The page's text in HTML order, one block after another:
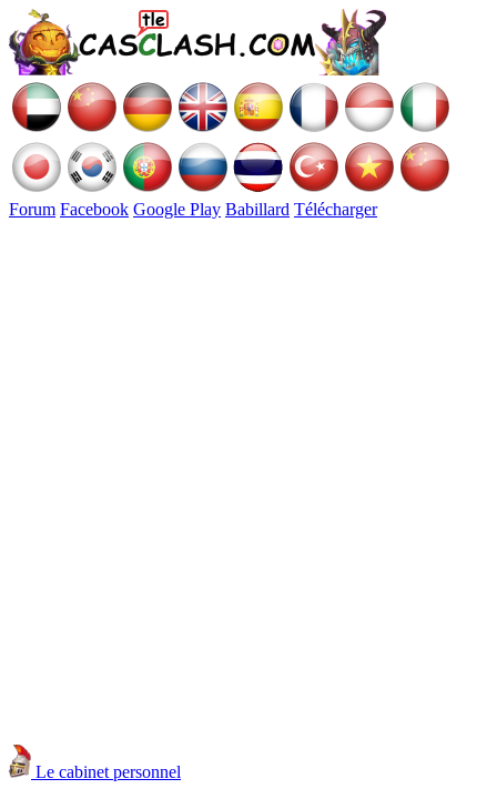
Forum Facebook Google Play Babillard Télécharger
Le cabinet personnel